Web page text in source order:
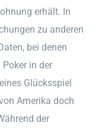
erhält. In
zu anderen
bei denen
in der
Glücksspiel
Amerika doch
der